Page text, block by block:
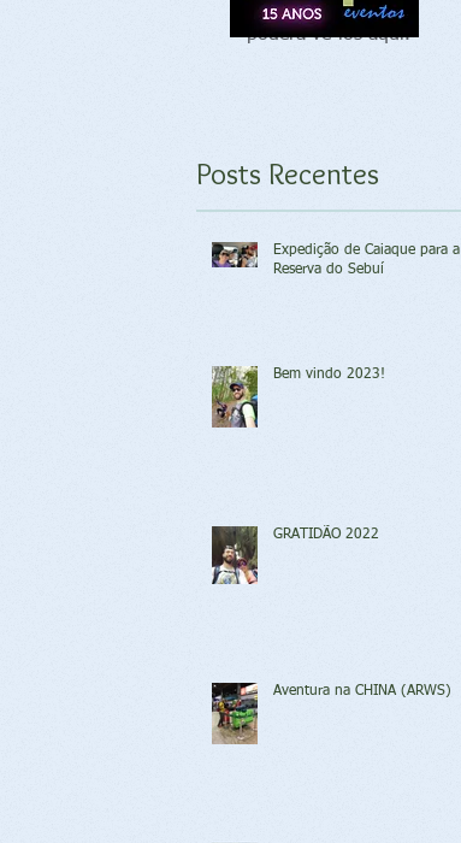
publicados, você
poderá vê-los aqui.
Posts Recentes
Expedição de Caiaque para a
Reserva do Sebuí
Bem vindo 2023!
GRATIDÃO 2022
Aventura na CHINA (ARWS)